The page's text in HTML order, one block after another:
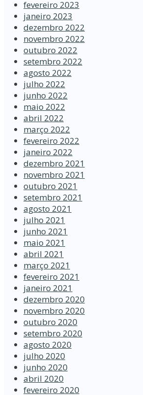
fevereiro 2023
janeiro 2023
dezembro 2022
novembro 2022
outubro 2022
setembro 2022
agosto 2022
julho 2022
junho 2022
maio 2022
abril 2022
março 2022
fevereiro 2022
janeiro 2022
dezembro 2021
novembro 2021
outubro 2021
setembro 2021
agosto 2021
julho 2021
junho 2021
maio 2021
abril 2021
março 2021
fevereiro 2021
janeiro 2021
dezembro 2020
novembro 2020
outubro 2020
setembro 2020
agosto 2020
julho 2020
junho 2020
abril 2020
fevereiro 2020